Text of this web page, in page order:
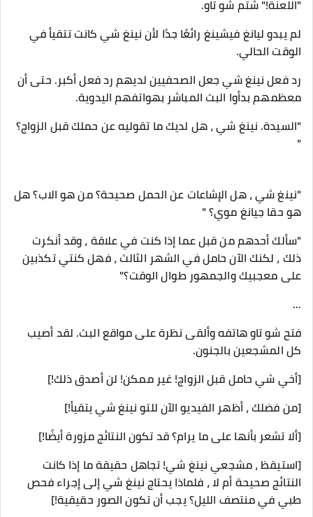
"اللعنة!" شتم شو تاو.
لم يبدو ليانغ فيشينغ رائعًا جدًا لأن نينغ شي كانت تتقيأ في
الوقت الحالي.
رد فعل نينغ شي جعل الصحفيين لديهم رد فعل أكبر. حتى أن
معظمهم بدأوا البث المباشر بهواتفهم اليدوية.
"السيدة. نينغ شي ، هل لديك ما تقوليه عن حملك قبل الزواج؟
"
"نينغ شي ، هل الإشاعات عن الحمل صحيحة؟ من هو الاب؟ هل
هو حقا جيانغ موي؟ "
"سألك أحدهم من قبل عما إذا كنت في علاقة ، وقد أنكرت
ذلك ، لكنك الآن حامل في الشهر الثالث ، فهل كنتي تكذبين
على معجبيك والجمهور طوال الوقت؟"
...
فتح شو تاو هاتفه وألقى نظرة على مواقع البث. لقد أصيب
كل المشجعين بالجنون.
[أخي شي حامل قبل الزواج! غير ممكن! لن أصدق ذلك!]
[من فضلك ، أظهر الفيديو الآن للتو نينغ شي يتقيأ!]
[ألا تشعر بأنها على ما يرام؟ قد تكون النتائج مزورة أيضًا!]
[استيقظ ، مشجعي نينغ شي! تجاهل حقيقة ما إذا كانت
النتائج صحيحة أم لا ، فلماذا يحتاج نينغ شي إلى إجراء فحص
طبي في منتصف الليل؟ يجب أن تكون الصور حقيقية!]